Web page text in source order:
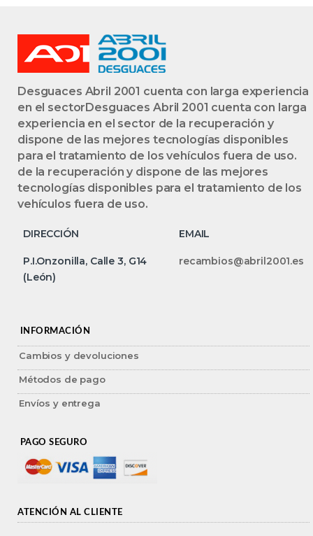
Desguaces Abril 2001 cuenta con larga experiencia
en el sectorDesguaces Abril 2001 cuenta con larga
experiencia en el sector de la recuperación y
dispone de las mejores tecnologías disponibles
para el tratamiento de los vehículos fuera de uso.
de la recuperación y dispone de las mejores
tecnologías disponibles para el tratamiento de los
vehículos fuera de uso.
DIRECCIÓN EMAIL
P.I.Onzonilla, Calle 3, G14
(León)
recambios@abril2001.es
INFORMACIÓN
Cambios y devoluciones
Métodos de pago
Envíos y entrega
PAGO SEGURO
ATENCIÓN AL CLIENTE